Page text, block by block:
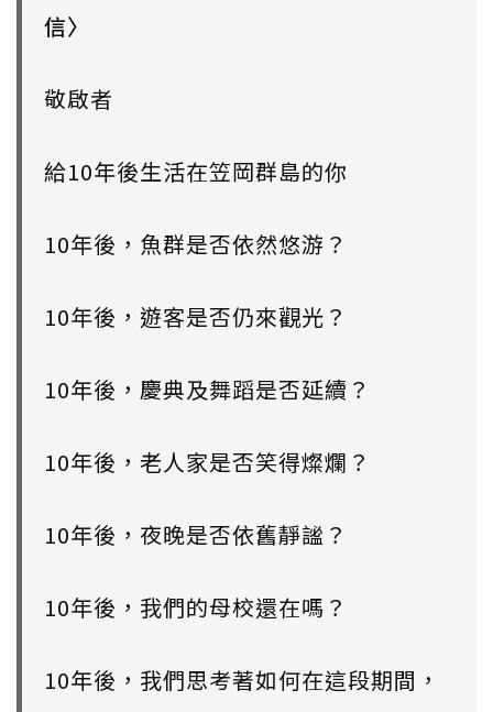
信〉
敬啟者
給10年後生活在笠岡群島的你
10年後，魚群是否依然悠游？
10年後，遊客是否仍來觀光？
10年後，慶典及舞蹈是否延續？
10年後，老人家是否笑得燦爛？
10年後，夜晚是否依舊靜謐？
10年後，我們的母校還在嗎？
10年後，我們思考著如何在這段期間，